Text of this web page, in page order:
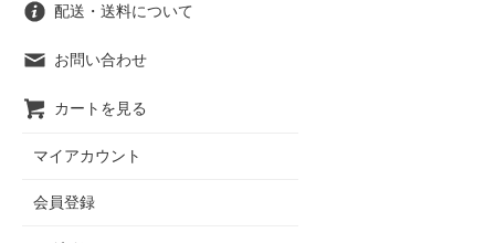
配送・送料について
お問い合わせ
カートを見る
マイアカウント
会員登録